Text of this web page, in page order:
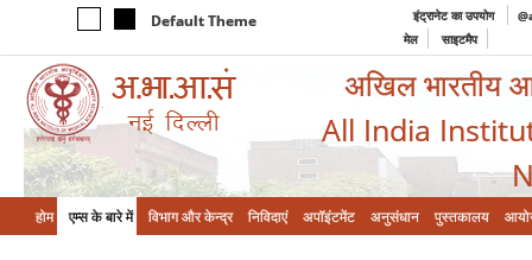
Default Theme इंट्रानेट का उपयोग
मेल
साइटमैप
अखिल भारतीय
All India
होम एम्‍स के बारे में विभाग और केन्‍द्र निविदाएं अपॉइंटमेंट अनुसंधान पुस्तकालय